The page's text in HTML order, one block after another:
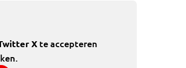
Xte accepteren